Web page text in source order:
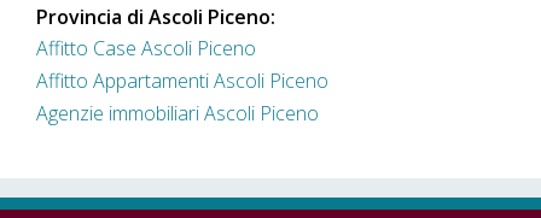
Provincia di Ascoli Piceno:
Affitto Case Ascoli Piceno
Affitto Appartamenti Ascoli Piceno
Agenzie immobiliari Ascoli Piceno